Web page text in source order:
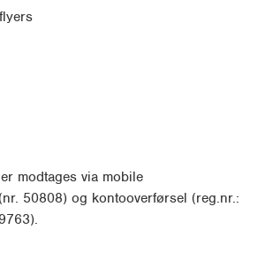
modtages via mobile
50808) og kontooverførsel (reg.nr.: